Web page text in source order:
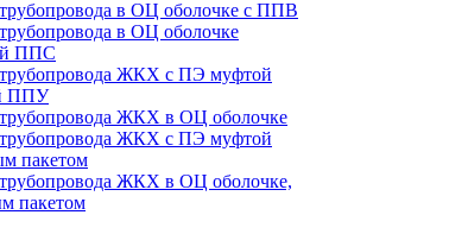
в ОЦ оболочке с ППВ
в ОЦ оболочке
ППС
ЖКХ с ПЭ муфтой
ППУ
ЖКХ в ОЦ оболочке
ЖКХ с ПЭ муфтой
пакетом
ЖКХ в ОЦ оболочке,
пакетом